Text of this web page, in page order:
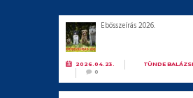
Ebösszeírás 2026.
2026.04.23.
TÜNDE
0